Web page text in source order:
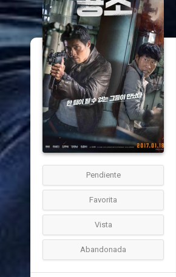
Pendiente
Favorita
Vista
Abandonada